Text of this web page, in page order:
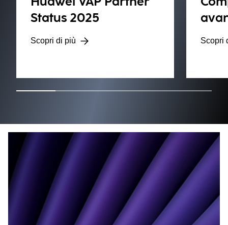
Status 2025
Scopri di più Scopri